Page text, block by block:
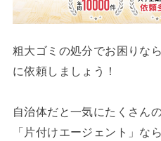
粗大ゴミの処分でお困りな
に依頼しましょう！
自治体だと一気にたくさん
「片付けエージェント」な